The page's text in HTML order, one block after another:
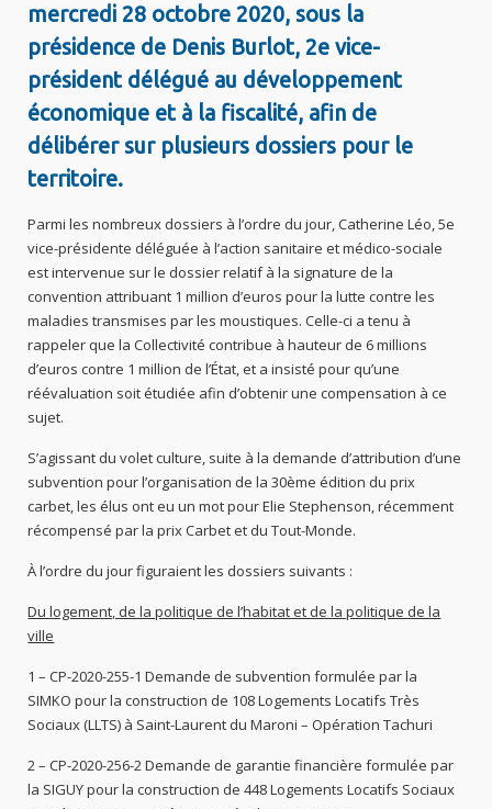
mercredi 28 octobre 2020, sous la
présidence de Denis Burlot, 2e vice-
président délégué au développement
économique et à la fiscalité, afin de
délibérer sur plusieurs dossiers pour le
territoire.
Parmi les nombreux dossiers à l’ordre du jour, Catherine Léo, 5e
vice-présidente déléguée à l’action sanitaire et médico-sociale
est intervenue sur le dossier relatif à la signature de la
convention attribuant 1 million d’euros pour la lutte contre les
maladies transmises par les moustiques. Celle-ci a tenu à
rappeler que la Collectivité contribue à hauteur de 6 millions
d’euros contre 1 million de l’État, et a insisté pour qu’une
réévaluation soit étudiée afin d’obtenir une compensation à ce
sujet.
S’agissant du volet culture, suite à la demande d’attribution d’une
subvention pour l’organisation de la 30ème édition du prix
carbet, les élus ont eu un mot pour Elie Stephenson, récemment
récompensé par la prix Carbet et du Tout-Monde.
À l’ordre du jour figuraient les dossiers suivants :
Du logement, de la politique de l’habitat et de la politique de la
ville
1 – CP-2020-255-1 Demande de subvention formulée par la
SIMKO pour la construction de 108 Logements Locatifs Très
Sociaux (LLTS) à Saint-Laurent du Maroni – Opération Tachuri
2 – CP-2020-256-2 Demande de garantie financière formulée par
la SIGUY pour la construction de 448 Logements Locatifs Sociaux